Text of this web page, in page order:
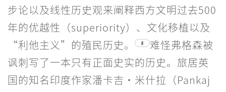
步论以及线性历史观来阐释西方文明过去500
年的优越性（superiority）、文化移植以及
“利他主义”的殖民历史。
6
难怪弗格森被
讽刺写了一本只有正面史实的历史。旅居英
国的知名印度作家潘卡吉·米什拉（Pankaj